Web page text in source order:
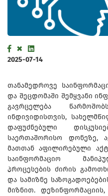
2025-07-14
თანამედროვე
და შეცდომაში შემყვანი
გავრცელება
ინდივიდისთვის,
დაფუძნებული
საერთაშორისო დონეზე,
მათთან აფილირებული
საინფორმაციო
პროცესების ძირის
და სამიზნე
მიზნით.